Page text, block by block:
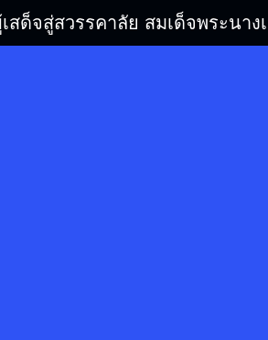
สด็จสู่สวรรคาลัย สมเด็จพระน